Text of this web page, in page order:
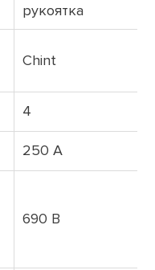
рукоятка
Chint
4
250 А
690 В